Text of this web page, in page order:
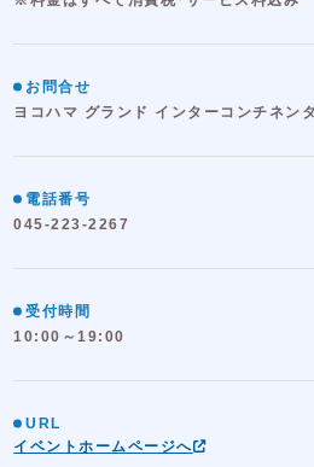
お問合せ
ヨコハマ グランド インターコンチネン
電話番号
045-223-2267
受付時間
10:00～19:00
URL
イベントホームページへ